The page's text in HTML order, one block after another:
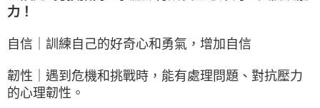
力！
自信｜訓練自己的好奇心和勇氣，增加自信
韌性｜遇到危機和挑戰時，能有處理問題、對抗壓力
的心理韌性。